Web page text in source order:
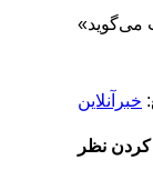
خبرآنلاین
کردن نظر